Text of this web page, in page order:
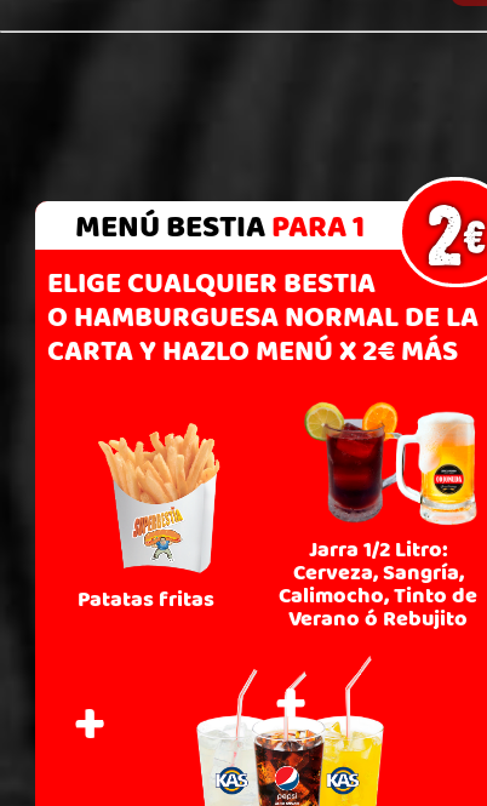
2€
MENÚBESTIAPARA 1
ELIGE CUALQUIER BESTIA
O HAMBURGUESA NORMAL DE LA
CARTA Y HAZLO MENÚ X 2€ MÁS
+
Patatas fritas
+
Jarra 1/2 Litro:
Cerveza, Sangría,
Calimocho, Tinto de
Verano ó Rebujito